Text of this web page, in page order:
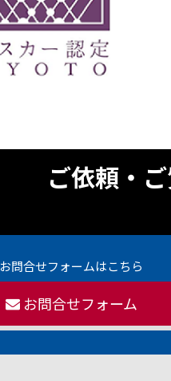
ご依頼・
お問合せフォームはこちら
お問合せフォーム